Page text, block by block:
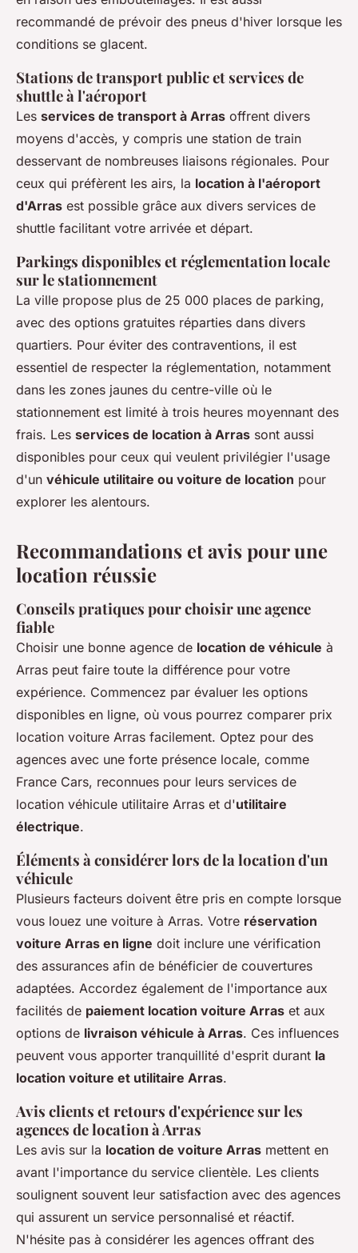
recommandé de prévoir des pneus d'hiver lorsque les
conditions se glacent.
Stations de transport public et services de
shuttle à l'aéroport
Les services de transport à Arras offrent divers
moyens d'accès, y compris une station de train
desservant de nombreuses liaisons régionales. Pour
ceux qui préfèrent les airs, la location à l'aéroport
d'Arras est possible grâce aux divers services de
shuttle facilitant votre arrivée et départ.
Parkings disponibles et réglementation locale
sur le stationnement
La ville propose plus de 25 000 places de parking,
avec des options gratuites réparties dans divers
quartiers. Pour éviter des contraventions, il est
essentiel de respecter la réglementation, notamment
dans les zones jaunes du centre-ville où le
stationnement est limité à trois heures moyennant des
frais. Les services de location à Arras sont aussi
disponibles pour ceux qui veulent privilégier l'usage
d'un véhicule utilitaire ou voiture de location pour
explorer les alentours.
Recommandations et avis pour une
location réussie
Conseils pratiques pour choisir une agence
fiable
Choisir une bonne agence de location de véhicule à
Arras peut faire toute la différence pour votre
expérience. Commencez par évaluer les options
disponibles en ligne, où vous pourrez comparer prix
location voiture Arras facilement. Optez pour des
agences avec une forte présence locale, comme
France Cars, reconnues pour leurs services de
location véhicule utilitaire Arras et d'utilitaire
électrique.
Éléments à considérer lors de la location d'un
véhicule
Plusieurs facteurs doivent être pris en compte lorsque
vous louez une voiture à Arras. Votre réservation
voiture Arras en ligne doit inclure une vérification
des assurances afin de bénéficier de couvertures
adaptées. Accordez également de l'importance aux
facilités de paiement location voiture Arras et aux
options de livraison véhicule à Arras. Ces influences
peuvent vous apporter tranquillité d'esprit durant la
location voiture et utilitaire Arras.
Avis clients et retours d'expérience sur les
agences de location à Arras
Les avis sur la location de voiture Arras mettent en
avant l'importance du service clientèle. Les clients
soulignent souvent leur satisfaction avec des agences
qui assurent un service personnalisé et réactif.
N'hésite pas à considérer les agences offrant des